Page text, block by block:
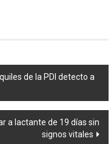
de la PDI detecto a
a lactante de 19 días sin
signos vitales